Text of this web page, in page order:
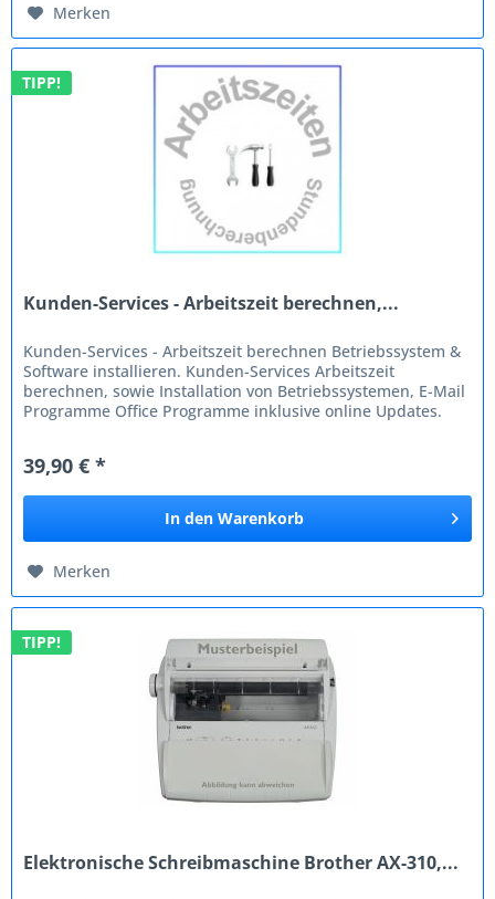
Merken
TIPP!
Kunden-Services - Arbeitszeit berechnen,...
Kunden-Services - Arbeitszeit berechnen Betriebssystem &
Software installieren. Kunden-Services Arbeitszeit
berechnen, sowie Installation von Betriebssystemen, E-Mail
Programme Office Programme inklusive online Updates.
39,90 € *
In den Warenkorb
Merken
TIPP!
Elektronische Schreibmaschine Brother AX-310,...